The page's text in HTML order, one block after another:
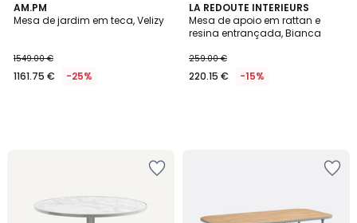
AM.PM
Mesa de jardim em teca, Velizy
1549.00 €
1161.75 € -25%
LA REDOUTE INTERIEURS
Mesa de apoio em rattan e
resina entrançada, Bianca
259.00 €
220.15 € -15%